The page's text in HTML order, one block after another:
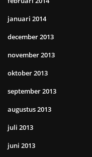
januari 2014
december 2013
november 2013
oktober 2013
september 2013
augustus 2013
juli 2013
juni 2013